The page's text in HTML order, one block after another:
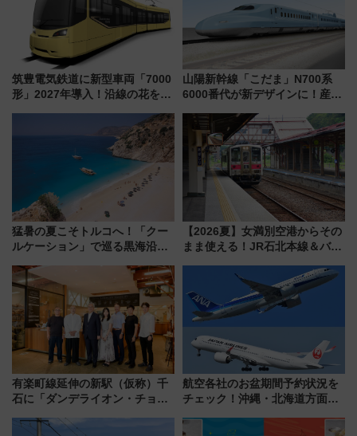
筑豊電気鉄道に新型車両「7000
形」2027年導入！沿線の花をイ
内は落ち着いたゆとりある空間
山陽新幹線「こだま」N700系
6000番代が新デザインに！産学
用は今冬から
猛暑の夏こそトルコへ！「クー
ルケーション」で巡る黒海沿岸
連検索数が前年比237％増、ナ
ショジオも認める『2026年に訪
れるべき世界の旅先』
【2026夏】女満別空港からその
まま使える！JR石北本線＆バス
ーパス」でおトクに道東観光
（8/3発売）
有楽町線延伸の新駅（仮称）千
石に「ダンデライオン・チョコ
1億円出資で挑む新時代のまちづ
航空各社のお盆期間予約状況を
チェック！沖縄・北海道方面は
日は？